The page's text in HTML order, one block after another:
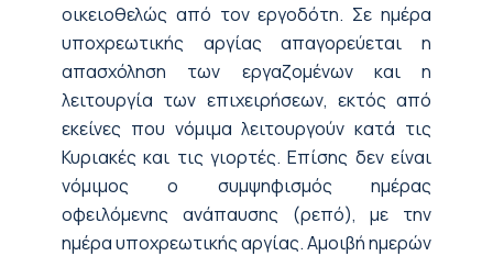
οικειοθελώς από τον εργοδότη. Σε ημέρα
υποχρεωτικής αργίας απαγορεύεται η
απασχόληση των εργαζομένων και η
λειτουργία των επιχειρήσεων, εκτός από
εκείνες που νόμιμα λειτουργούν κατά τις
Κυριακές και τις γιορτές. Επίσης δεν είναι
νόμιμος ο συμψηφισμός ημέρας
οφειλόμενης ανάπαυσης (ρεπό), με την
ημέρα υποχρεωτικής αργίας. Αμοιβή ημερών